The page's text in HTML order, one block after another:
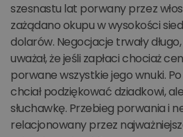
szesnastu lat porwany przez
zażądano okupu w wysokości
dolarów. Negocjacje trwały
uważał, że jeśli zapłaci chociaż
porwane wszystkie jego wnuki.
chciał podziękować dziadkowi,
słuchawkę. Przebieg porwania i
relacjonowany przez